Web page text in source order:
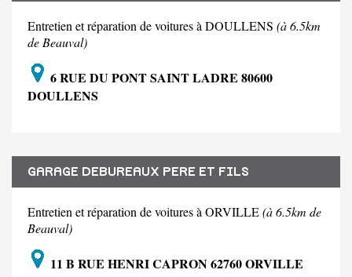
Entretien et réparation de voitures à DOULLENS (à 6.5km
de Beauval)
6 RUE DU PONT SAINT LADRE 80600
DOULLENS
GARAGE DEBUREAUX PERE ET FILS
Entretien et réparation de voitures à ORVILLE(à 6.5km de
Beauval)
11 B RUE HENRI CAPRON 62760 ORVILLE